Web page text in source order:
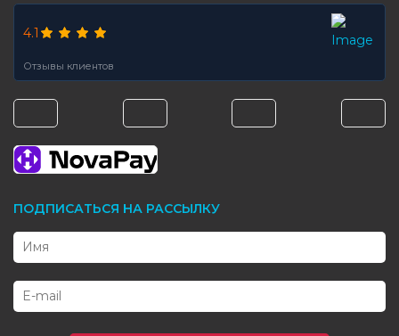
4.1
Отзывы клиентов
ПОДПИСАТЬСЯ НА РАССЫЛКУ